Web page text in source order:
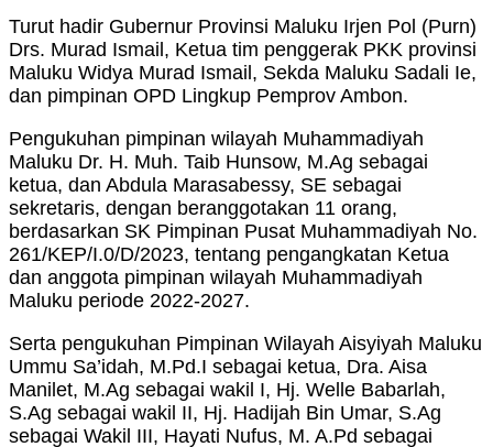
Turut hadir Gubernur Provinsi Maluku Irjen Pol (Purn)
Drs. Murad Ismail, Ketua tim penggerak PKK provinsi
Maluku Widya Murad Ismail, Sekda Maluku Sadali Ie,
dan pimpinan OPD Lingkup Pemprov Ambon.
Pengukuhan pimpinan wilayah Muhammadiyah
Maluku Dr. H. Muh. Taib Hunsow, M.Ag sebagai
ketua, dan Abdula Marasabessy, SE sebagai
sekretaris, dengan beranggotakan 11 orang,
berdasarkan SK Pimpinan Pusat Muhammadiyah No.
261/KEP/I.0/D/2023, tentang pengangkatan Ketua
dan anggota pimpinan wilayah Muhammadiyah
Maluku periode 2022-2027.
Serta pengukuhan Pimpinan Wilayah Aisyiyah Maluku
Ummu Sa’idah, M.Pd.I sebagai ketua, Dra. Aisa
Manilet, M.Ag sebagai wakil I, Hj. Welle Babarlah,
S.Ag sebagai wakil II, Hj. Hadijah Bin Umar, S.Ag
sebagai Wakil III, Hayati Nufus, M. A.Pd sebagai